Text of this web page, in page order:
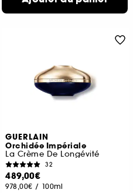
GUERLAIN
Orchidée Impériale
La Crème De Longévité
32
489,00€
978,00€ / 100ml